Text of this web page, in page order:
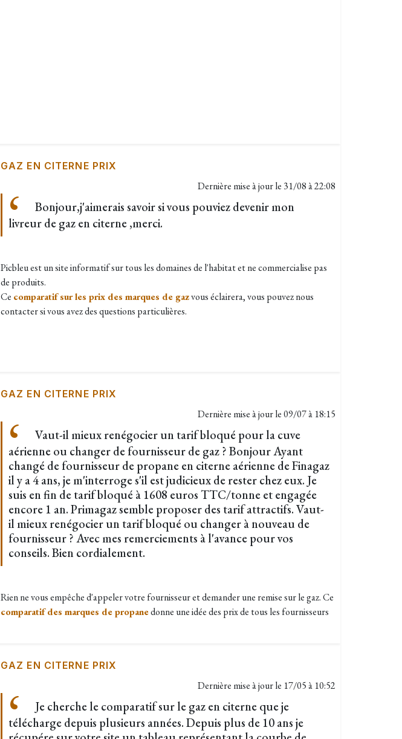
GAZ EN CITERNE PRIX
Dernière mise à jour le 31/08 à 22:08
Bonjour,j'aimerais savoir si vous pouviez devenir mon
livreur de gaz en citerne ,merci.
Picbleu est un site informatif sur tous les domaines de l'habitat et ne commercialise pas
de produits.
Ce comparatif sur les prix des marques de gazvous éclairera, vous pouvez nous
contacter si vous avez des questions particulières.
GAZ EN CITERNE PRIX
Dernière mise à jour le09/07 à 18:15
Vaut-il mieux renégocier un tarif bloqué pour la cuve
aérienne ou changer de fournisseur de gaz ? Bonjour Ayant
changé de fournisseur de propane en citerne aérienne de Finagaz
il y a 4 ans, je m'interroge s'il est judicieux de rester chez eux. Je
suis en fin de tarif bloqué à 1608 euros TTC/tonne et engagée
encore 1 an. Primagaz semble proposer des tarif attractifs. Vaut-
il mieux renégocier un tarif bloqué ou changer à nouveau de
fournisseur ? Avec mes remerciements à l'avance pour vos
conseils. Bien cordialement.
Rien ne vous empêche d'appeler votre fournisseur et demander une remise sur le gaz. Ce
comparatif des marques de propanedonne une idée des prix de tous les fournisseurs
GAZ EN CITERNE PRIX
Dernière mise à jour le 17/05 à 10:52
Je cherche le comparatif sur le gaz en citerne que je
télécharge depuis plusieurs années. Depuis plus de 10 ans je